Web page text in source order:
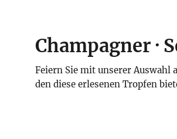
Champagner ·
Feiern Sie mit unserer Auswahl
den diese erlesenen Tropfen